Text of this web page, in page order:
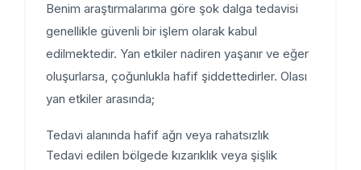
Benim araştırmalarıma göre şok dalga tedavisi
genellikle güvenli bir işlem olarak kabul
edilmektedir. Yan etkiler nadiren yaşanır ve eğer
oluşurlarsa, çoğunlukla hafif şiddettedirler. Olası
yan etkiler arasında;
Tedavi alanında hafif ağrı veya rahatsızlık
Tedavi edilen bölgede kızarıklık veya şişlik